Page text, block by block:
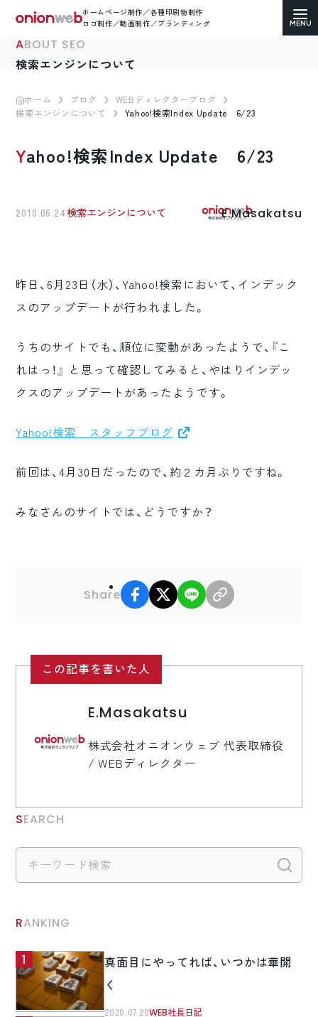
ホームページ制作／各種印刷物制作
ロゴ制作／動画制作／ブランディング
ホームページ制作
コーポレートサイト
ブランディング
ABOUT SEO
検索エンジンについて
ホーム ブログ
WEBディレクターブログ
検索エンジンについて
Yahoo!検索Index Update 6/23
Yahoo!検索Index Update 6/23
2010.06.24検索エンジンについて E.Masakatsu
昨日、6月23日（水）、Yahoo!検索において、インデック
スのアップデートが行われました。
うちのサイトでも、順位に変動があったようで、『こ
れはっ！』 と思って確認してみると、やはりインデッ
クスのアップデートがあったようです。
Yahoo!検索 スタッフブログ
前回は、4月30日だったので、約２カ月ぶりですね。
みなさんのサイトでは、どうですか？
Share
facebook
X LINE
この記事を書いた人
E.Masakatsu
株式会社オニオンウェブ 代表取締役
/ WEBディレクター
SEARCH
RANKING
真面目にやってれば、いつかは華開
く
2020.07.20WEB社長日記